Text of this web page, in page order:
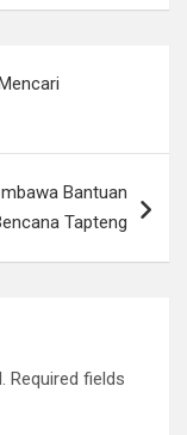
e
ar
Bantuan
Tapteng
Required fields